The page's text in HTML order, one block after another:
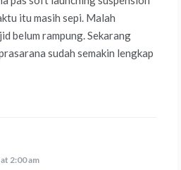
itu masih sepi. Malah
belum rampung. Sekarang
sudah semakin lengkap
2:00 am